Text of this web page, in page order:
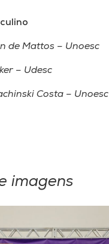
de Mattos – Unoesc
– Udesc
Costa – Unoesc
imagens